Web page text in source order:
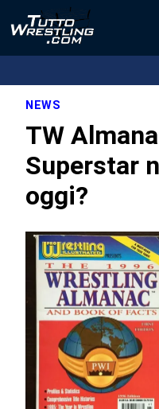
NEWS
TW
Superstar
oggi?